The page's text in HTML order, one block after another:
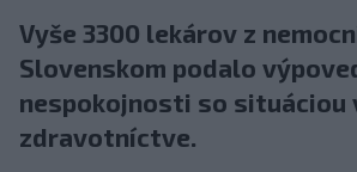
Vyše 3300 lekárov z
Slovenskom podalo
nespokojnosti so situáciou
zdravotníctve.